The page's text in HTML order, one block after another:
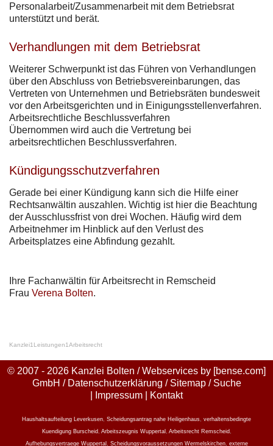
Personalarbeit/Zusammenarbeit mit dem Betriebsrat
unterstützt und berät.
Verhandlungen mit dem Betriebsrat
Weiterer Schwerpunkt ist das Führen von Verhandlungen
über den Abschluss von Betriebsvereinbarungen, das
Vertreten von Unternehmen und Betriebsräten bundesweit
vor den Arbeitsgerichten und in Einigungsstellenverfahren.
Arbeitsrechtliche Beschlussverfahren
Übernommen wird auch die Vertretung bei
arbeitsrechtlichen Beschlussverfahren.
Kündigungsschutzverfahren
Gerade bei einer Kündigung kann sich die Hilfe einer
Rechtsanwältin auszahlen. Wichtig ist hier die Beachtung
der Ausschlussfrist von drei Wochen. Häufig wird dem
Arbeitnehmer im Hinblick auf den Verlust des
Arbeitsplatzes eine Abfindung gezahlt.
Ihre Fachanwältin für Arbeitsrecht in Remscheid
Frau Verena Bolten.
Kanzlei1 Leistungen1Arbeitsrecht
© 2007 - 2026 Kanzlei Bolten / Webservices by [bense.com]
GmbH / Datenschutzerklärung / Sitemap/ Suche
Impressum Kontakt
Haushaltsaufteilung Leverkusen Scheidungsantrag nahe Heiligenhaus verhaltensbedingte
Kuendigung Burscheid Arbeitszeugnis Wuppertal Arbeitsrecht Remscheid
Aufhebungsvertraege Wuppertal
Scheidungsvoraussetzungen Wermelskirchen, externe